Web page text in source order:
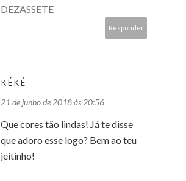
DEZASSETE
Responder
KÉKÉ
21 de junho de 2018 às 20:56
Que cores tão lindas! Já te disse
que adoro esse logo? Bem ao teu
jeitinho!